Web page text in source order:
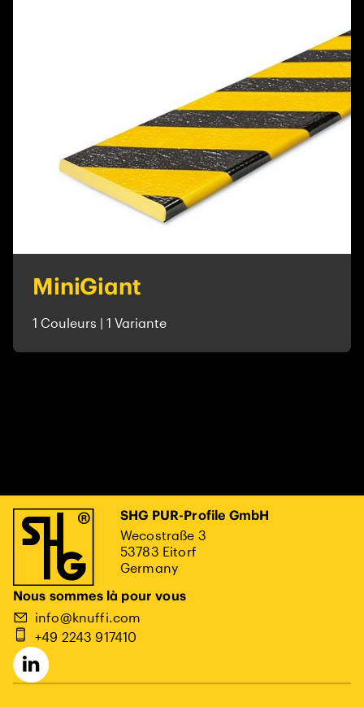
MiniGiant
1 Couleurs | 1 Variante
SHG PUR-Profile GmbH
Wecostraße 3
53783 Eitorf
Germany
Nous sommes là pour vous
info@knuffi.com
+49 2243 917410